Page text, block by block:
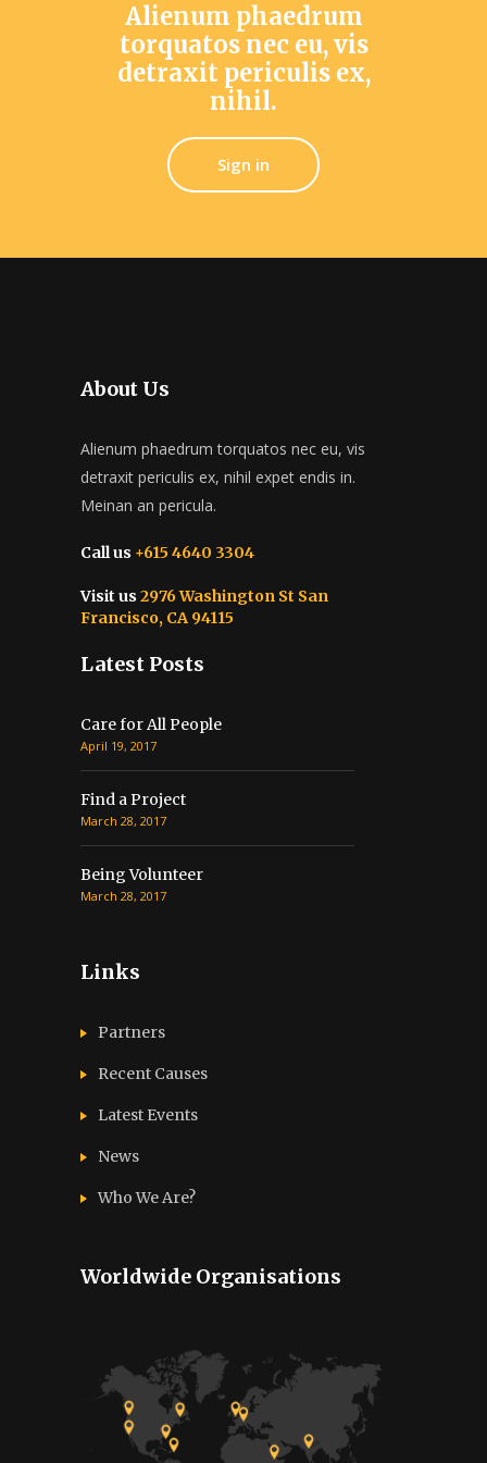
Alienum phaedrum
torquatos nec eu, vis
detraxit periculis ex,
nihil.
Sign in
About Us
Alienum phaedrum torquatos nec eu, vis
detraxit periculis ex, nihil expet endis in.
Meinan an pericula.
Call us +615 4640 3304
Visit us 2976 Washington St San
Francisco, CA 94115
Latest Posts
Care for All People
April 19, 2017
Find a Project
March 28, 2017
Being Volunteer
March 28, 2017
Links
Partners
Recent Causes
Latest Events
News
Who We Are?
Worldwide Organisations